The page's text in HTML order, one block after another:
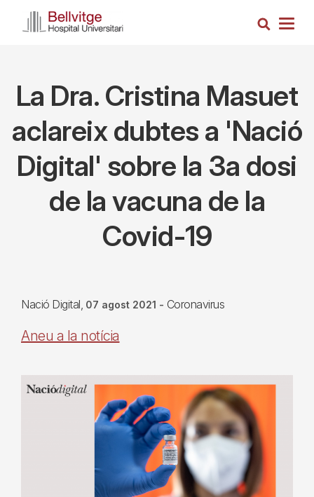
Cerca
La Dra. Cristina Masuet
aclareix dubtes a 'Nació
Digital' sobre la 3a dosi
de la vacuna de la
Covid-19
Nació Digital 07 agost 2021 - Coronavirus
Aneu a la notícia